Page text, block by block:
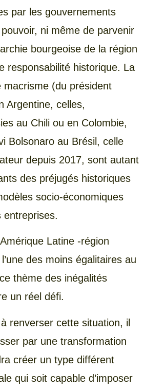
par les gouvernements
ni même de parvenir
bourgeoise de la région
responsabilité historique. La
macrisme (du président
Argentine, celles,
au Chili ou en Colombie,
Bolsonaro au Brésil, celle
depuis 2017, sont autant
des préjugés historiques
socio-économiques
entreprises.
Latine -région
des moins égalitaires au
thème des inégalités
un réel défi.
renverser cette situation, il
par une transformation
créer un type différent
qui soit capable d’imposer